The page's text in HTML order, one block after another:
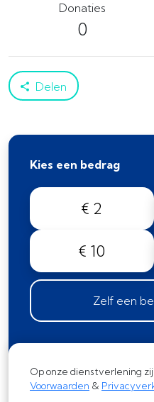
Donaties
0
Delen
Kies een bedrag
€ 2
€ 10
Zelf een
Op onze dienstverlening
Voorwaarden &